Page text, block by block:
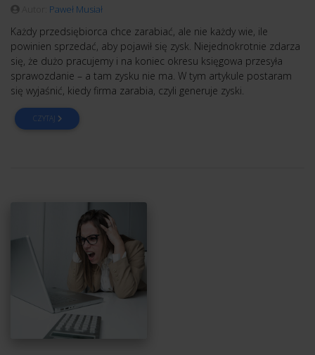
Paweł Musiał
Każdy przedsiębiorca chce zarabiać, ale nie każdy wie, ile
powinien sprzedać, aby pojawił się zysk. Niejednokrotnie zdarza
się, że dużo pracujemy i na koniec okresu księgowa przesyła
sprawozdanie – a tam zysku nie ma. W tym artykule postaram
się wyjaśnić, kiedy firma zarabia, czyli generuje zyski.
CZYTAJ